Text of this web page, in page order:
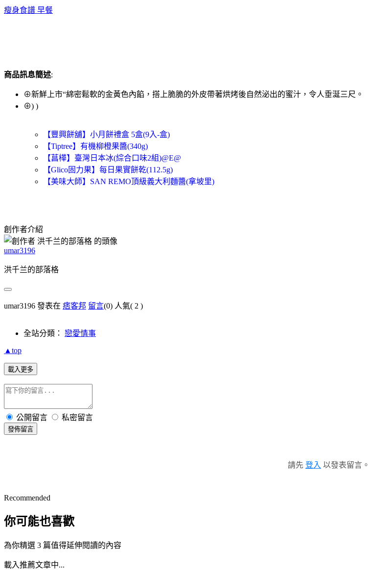
瘦身食譜 早餐
商品訊息簡述:
⊕新鮮上市“綿密鬆軟的金黃色內餡，搭上脆脆的外皮帶著烘烤後自然泌出的蜜汁，令人垂涎三尺。
⊕) )
【豐興餅舖】小月餅禮盒 5盒(9入-盒)
【Tiptree】有機柳橙果醬(340g)
【菖樺】臺灣日本冰(綜合口味2組)@E@
【Glico固力果】每日果實餅乾(112.5g)
【美味大師】SAN REMO頂級義大利麵醬(拿坡里)
創作者介紹
umar3196
洪千兰的部落格
umar3196 發表在 痞客邦 留言(0) 人氣( 2 )
全站分類： 戀愛情事
▲top
載入更多
公開留言 私密留言
發佈留言
請先 登入 以發表留言。
Recommended
你可能也喜歡
為你精選 3 篇值得延伸閱讀的內容
載入推薦文章中...